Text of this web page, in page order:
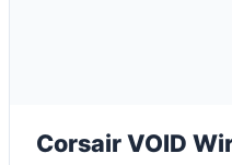
Corsair VOID